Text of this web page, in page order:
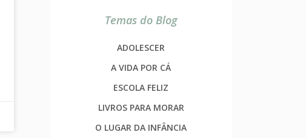
Temas do Blog
ADOLESCER
A VIDA POR CÁ
ESCOLA FELIZ
LIVROS PARA MORAR
O LUGAR DA INFÂNCIA